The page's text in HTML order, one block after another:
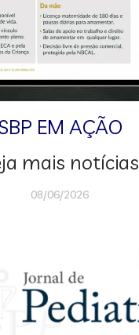
EM AÇÃO
mais notícias
08/06/2026